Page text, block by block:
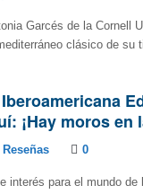
Garcés de la Cornell
clásico de su
¡Hay moros
Reseñas 0
interés para el mundo